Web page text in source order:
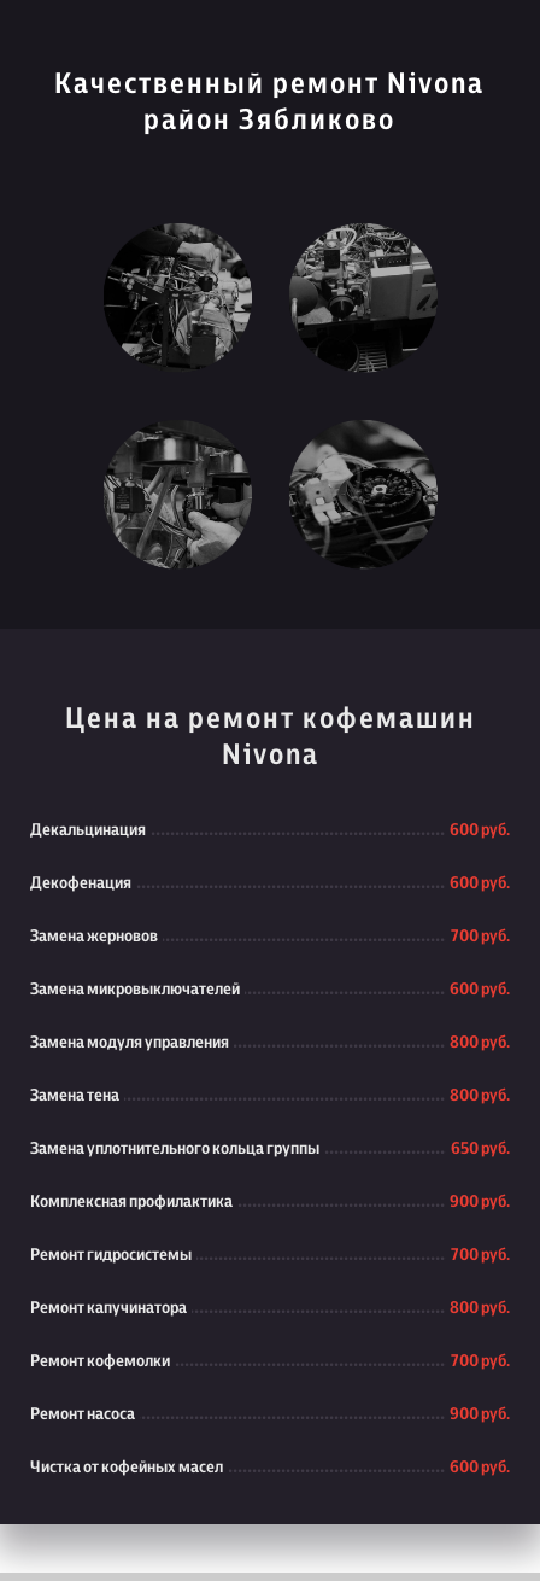
Качественный ремонт Nivona
район Зябликово
Цена на ремонт кофемашин
Nivona
Декальцинация 600 руб.
Декофенация 600 руб.
Замена жерновов 700 руб.
Замена микровыключателей 600 руб.
Замена модуля управления 800 руб.
Замена тена 800 руб.
Замена уплотнительного кольца группы 650 руб.
Комплексная профилактика 900 руб.
Ремонт гидросистемы 700 руб.
Ремонт капучинатора 800 руб.
Ремонт кофемолки 700 руб.
Ремонт насоса 900 руб.
Чистка от кофейных масел 600 руб.